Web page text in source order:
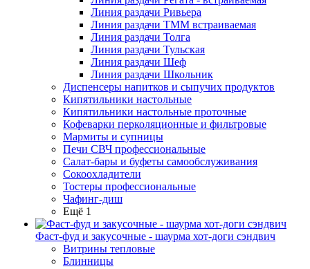
Линия раздачи Ривьера
Линия раздачи ТММ встраиваемая
Линия раздачи Толга
Линия раздачи Тульская
Линия раздачи Шеф
Линия раздачи Школьник
Диспенсеры напитков и сыпучих продуктов
Кипятильники настольные
Кипятильники настольные проточные
Кофеварки перколяционные и фильтровые
Мармиты и супницы
Печи СВЧ профессиональные
Салат-бары и буфеты самообслуживания
Сокоохладители
Тостеры профессиональные
Чафинг-диш
Ещё 1
Фаст-фуд и закусочные - шаурма хот-доги сэндвич
Витрины тепловые
Блинницы